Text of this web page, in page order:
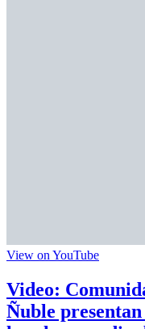
View on YouTube
Video:
Ñuble